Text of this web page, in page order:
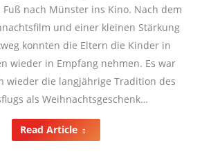
nach Münster ins Kino. Nach dem
und einer kleinen Stärkung
konnten die Eltern die Kinder in
wieder in Empfang nehmen. Es war
wieder die langjährige Tradition des
als Weihnachtsgeschenk…
Read Article